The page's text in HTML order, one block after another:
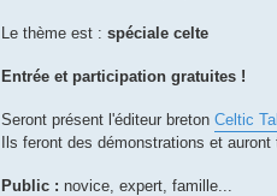
Le thème est : spéciale celte
Entrée et participation gratuites !
Seront présent l'éditeur breton Celtic
Ils feront des démonstrations et auront
Public : novice, expert, famille...